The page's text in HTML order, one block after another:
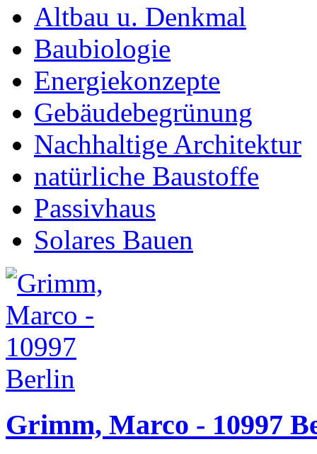
Altbau u. Denkmal
Baubiologie
Energiekonzepte
Gebäudebegrünung
Nachhaltige Architektur
natürliche Baustoffe
Passivhaus
Solares Bauen
Grimm, Marco - 10997